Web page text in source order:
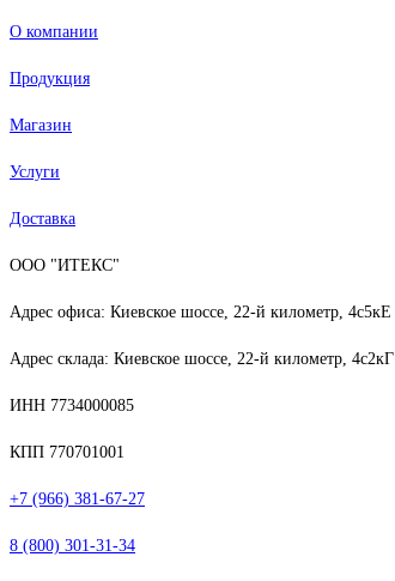
О компании
Продукция
Магазин
Услуги
Доставка
ООО "ИТЕКС"
Адрес офиса: Киевское шоссе, 22-й километр, 4с5кЕ
Адрес склада: Киевское шоссе, 22-й километр, 4с2кГ
ИНН 7734000085
КПП 770701001
+7 (966) 381-67-27
8 (800) 301-31-34